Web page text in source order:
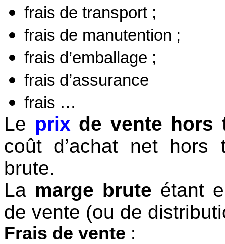
frais de transport ;
frais de manutention ;
frais d’emballage ;
frais d’assurance
frais …
Le prix de vente hors
coût d’achat net hors
brute.
La marge brute étant
de vente (ou de
Frais de vente :